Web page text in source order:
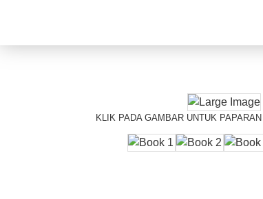
KLIK PADA GAMBAR UNTUK